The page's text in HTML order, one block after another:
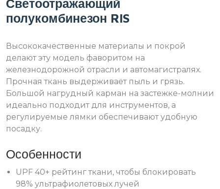
Светоотражающий
полукомбинезон RIS
Высококачественные материалы и покрой
делают эту модель фаворитом на
железнодорожной отрасли и автомагистралях.
Прочная ткань выдерживает пыль и грязь.
Большой нагрудный карман на застежке-молнии
идеально подходит для инструментов, а
регулируемые лямки обеспечивают удобную
посадку.
Особенности
UPF 40+ рейтинг ткани, чтобы блокировать
98% ультрафиолетовых лучей